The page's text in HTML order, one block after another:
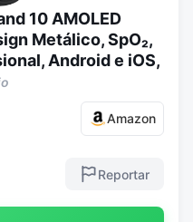
10 AMOLED
Metálico, SpO₂,
Android e iOS,
Amazon
Reportar